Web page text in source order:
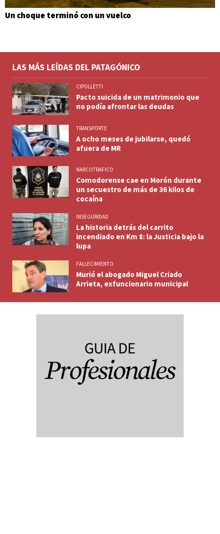
Un choque terminó con un vuelco
LAS MÁS LEÍDAS DEL PATAGÓNICO
CIPOLLETTI
Pacto suicida de un matrimonio que
no podía afrontar las deudas
TRANSPORTE
A ocho meses de jubilarse, quedó
afuera de MR
NARCOTRAFICO
Comodorense cae en Morón durante
un secuestro de más de 36 kilos de
cocaína
INSEGURIDAD
La historia detrás del carrito
incendiado en Km 8: la Justicia bajo la
lupa
FALLECIMIENTO
Murió el abogado Miguel Criado
Arrieta, exfuncionario municipal